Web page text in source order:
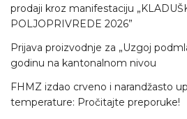
prodaji kroz manifestaciju
POLJOPRIVREDE 2026”
Prijava proizvodnje za „Uzgoj
godinu na kantonalnom nivou
FHMZ izdao crveno i narandžasto
temperature: Pročitajte preporuke!